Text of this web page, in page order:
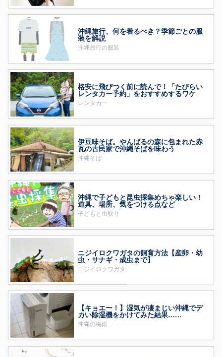
沖縄旅行、何を着るべき？季節ごとの服
装を解説
沖縄旅行の服装
格安に飛びつく前に読んで！「たびらい
レンタカー予約」をおすすめするワケ
レンタカー
伊豆味そば。やんばるの森に包まれた赤
瓦の古民家で沖縄そばを味わう
沖縄そば
沖縄で子どもと昆虫採集めちゃ楽しい！
道具、場所、気をつける点など
子どもと虫取り
ニジイロクワガタの飼育方法【産卵・幼
虫・サナギ・成虫まで】
ニジイロクワガタ
【キョエー！】湿気が凄まじい沖縄でデ
カい除湿機をかけてみた結果……
沖縄の梅雨